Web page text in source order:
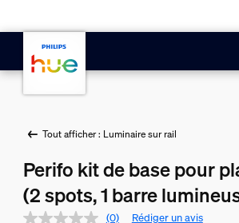
Tout afficher : Luminaire sur rail
Perifo kit de base pour
(2 spots, 1 barre
(0) Rédiger un avis